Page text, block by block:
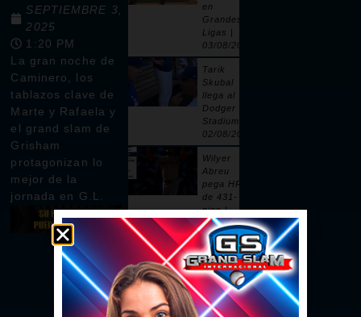
SEPTIEMBRE 3,
2025
1:20 PM
La gran noche de
Caminero, los
tablazos clave de
Marte y Rafaela y
el grand slam de
Grisham
protagonizan lo
mejor de la
jornada en G.L.
en
Grandes
Ligas |
03/08/2026
Tarik
Skubal
llega al
Dodger
Stadium |
02/08/2026
Wilyer
Abreu
pega HR
de 431-
pies |
02/08/2026
Pages
remolca
dos con
sencillo |
02/08/2026